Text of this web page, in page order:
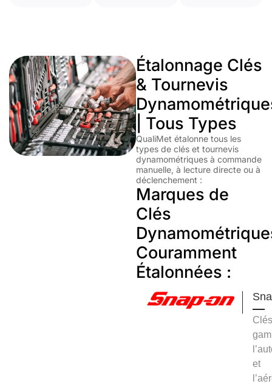
Étalonnage Clés
& Tournevis
| Tous Types
QualiMet étalonne tous les
types de clés et tournevis
dynamométriques à commande
manuelle, à lecture directe ou à
déclenchement :
Marques de
Clés
Couramment
Étalonnées :
et